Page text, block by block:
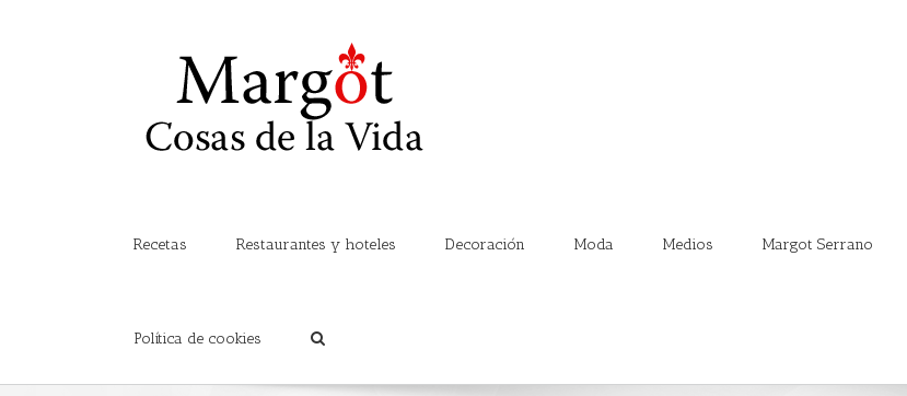
Recetas Restaurantes y hoteles Decoración Moda Medios Margot Serrano
Política de cookies